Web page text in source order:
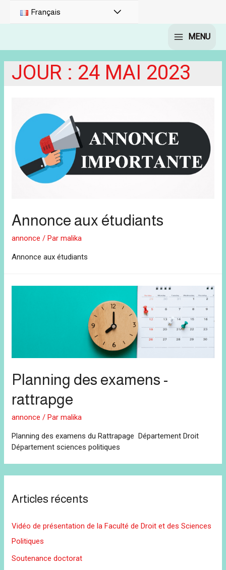
Français PERMUTATEUR
MENU
MENU
JOUR : 24 MAI 2023
Annonce aux étudiants
annonce / Parmalika
Annonce aux étudiants
Planning des examens -
rattrapge
annonce / Parmalika
Planning des examens du Rattrapage Département Droit
Département sciences politiques
Articles récents
Vidéo de présentation de la Faculté de Droit et des Sciences
Politiques
Soutenance doctorat